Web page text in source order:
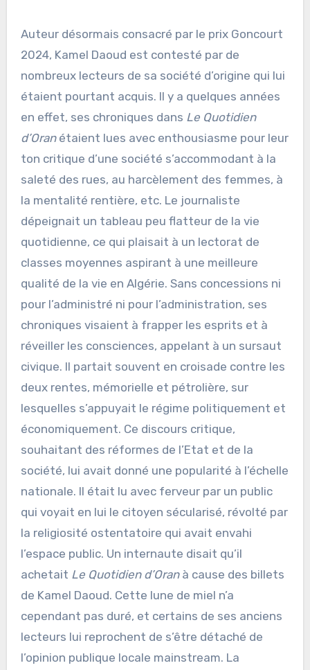
Auteur désormais consacré par le prix Goncourt
2024, Kamel Daoud est contesté par de
nombreux lecteurs de sa société d’origine qui lui
étaient pourtant acquis. Il y a quelques années
en effet, ses chroniques dans Le Quotidien
d’Oranétaient lues avec enthousiasme pour leur
ton critique d’une société s’accommodant à la
saleté des rues, au harcèlement des femmes, à
la mentalité rentière, etc. Le journaliste
dépeignait un tableau peu flatteur de la vie
quotidienne, ce qui plaisait à un lectorat de
classes moyennes aspirant à une meilleure
qualité de la vie en Algérie. Sans concessions ni
pour l’administré ni pour l’administration, ses
chroniques visaient à frapper les esprits et à
réveiller les consciences, appelant à un sursaut
civique. Il partait souvent en croisade contre les
deux rentes, mémorielle et pétrolière, sur
lesquelles s’appuyait le régime politiquement et
économiquement. Ce discours critique,
souhaitant des réformes de l’Etat et de la
société, lui avait donné une popularité à l’échelle
nationale. Il était lu avec ferveur par un public
qui voyait en lui le citoyen sécularisé, révolté par
la religiosité ostentatoire qui avait envahi
l’espace public. Un internaute disait qu’il
achetait Le Quotidien d’Oranà cause des billets
de Kamel Daoud. Cette lune de miel n’a
cependant pas duré, et certains de ses anciens
lecteurs lui reprochent de s’être détaché de
l’opinion publique locale mainstream. La